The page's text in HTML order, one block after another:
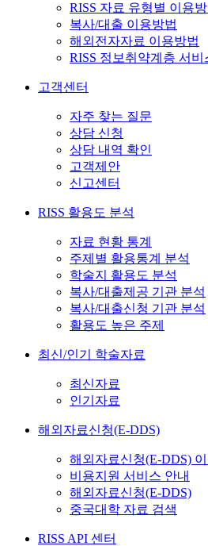
RISS 자료 유형별 이용
복사/대출 이용방법
해외전자자료 이용방법
RISS 정보취약계층 서비
고객센터
자주 찾는 질문
상담 신청
상담 내역 확인
고객제안
신고센터
RISS 활용도 분석
자료 현황 통계
주제별 활용통계 분석
학술지 활용도 분석
복사/대출제공 기관 분석
복사/대출신청 기관 분석
활용도 높은 주제
최신/인기 학술자료
최신자료
인기자료
해외자료신청(E-DDS)
해외자료신청(E-DDS)
비용지원 서비스 안내
해외자료신청(E-DDS)
중국대학 자료 검색
RISS API 센터